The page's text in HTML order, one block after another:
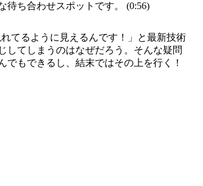
待ち合わせスポットです。 (0:56)
てるように見えるんです！」と最新技術
してしまうのはなぜだろう。そんな疑問
でもできるし、結末ではその上を行く！